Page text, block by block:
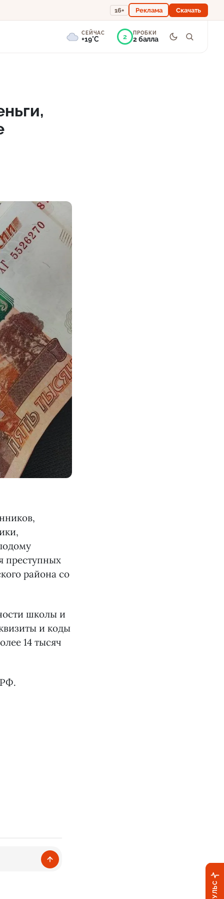
16+ Реклама Скачать
СЕЙЧАС
+19°C 2 ПРОБКИ
2 балла
преступных
района со
школы и
и коды
14 тысяч
ПУЛЬС